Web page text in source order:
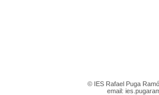
© IES Rafael Puga
email: